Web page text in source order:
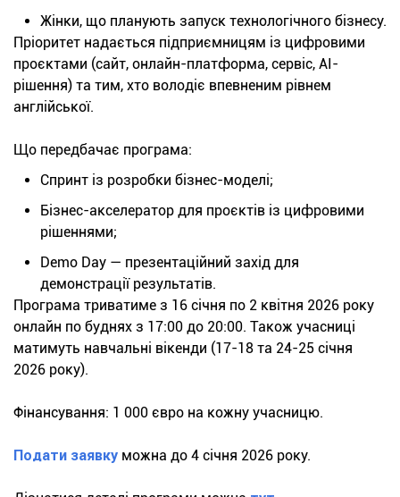
Жінки, що планують запуск технологічного бізнесу.
Пріоритет надається підприємницям із цифровими
проєктами (сайт, онлайн-платформа, сервіс, AI-
рішення) та тим, хто володіє впевненим рівнем
англійської.
Що передбачає програма:
Спринт із розробки бізнес-моделі;
Бізнес-акселератор для проєктів із цифровими
рішеннями;
Demo Day — презентаційний захід для
демонстрації результатів.
Програма триватиме з 16 січня по 2 квітня 2026 року
онлайн по буднях з 17:00 до 20:00. Також учасниці
матимуть навчальні вікенди (17-18 та 24-25 січня
2026 року).
Фінансування: 1 000 євро на кожну учасницю.
Подати заявку можна до 4 січня 2026 року.